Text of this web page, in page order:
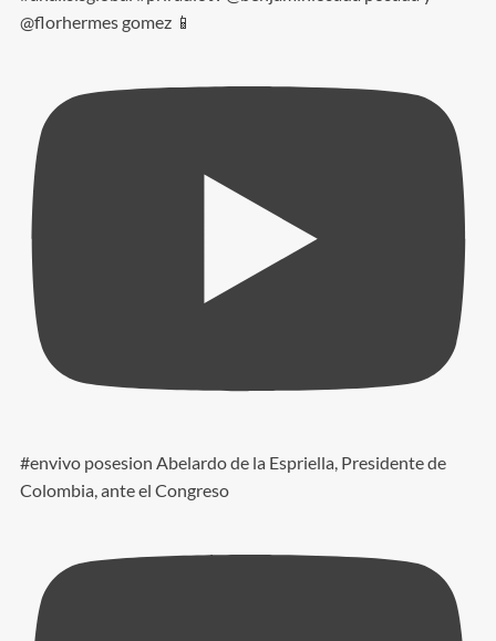
@florhermes gomez 📱
#envivo posesion Abelardo de la Espriella, Presidente de
Colombia, ante el Congreso